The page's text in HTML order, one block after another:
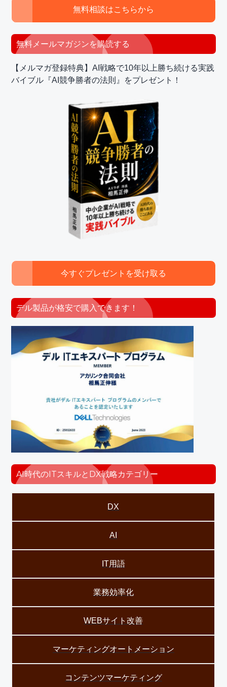
バ
ー
無料相談はこちらから
無料メールマガジンを購読する
【メルマガ登録特典】AI戦略で10年以上勝ち続ける実践
バイブル『AI競争勝者の法則』をプレゼント！
今すぐプレゼントを受け取る
デル製品が格安で購入できます！
AI時代のITスキルとDX戦略カテゴリー
DX
AI
IT用語
業務効率化
WEBサイト改善
マーケティングオートメーション
コンテンツマーケティング